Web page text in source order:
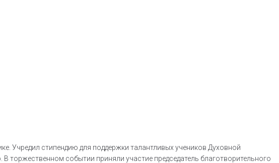
Учредил стипендию для поддержки талантливых учеников Духовной
торжественном событии приняли участие председатель благотворительного